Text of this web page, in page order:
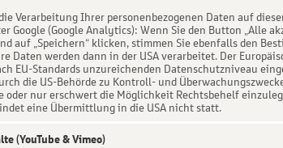
Verarbeitung Ihrer personenbezogenen Daten auf
Google (Google Analytics): Wenn Sie den Button „Alle
auf „Speichern“ klicken, stimmen Sie ebenfalls den
Daten werden dann in der USA verarbeitet. Der
EU-Standards unzureichenden Datenschutzniveau
die US-Behörde zu Kontroll- und
oder nur erschwert die Möglichkeit Rechtsbehelf
eine Übermittlung in die USA nicht statt.
(YouTube & Vimeo)